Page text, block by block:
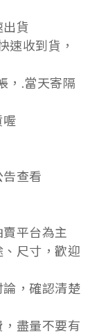
貨
速收到貨，
，.當天寄隔
喔
查看
平台為主
尺寸，歡迎
，確認清楚
盡量不要有